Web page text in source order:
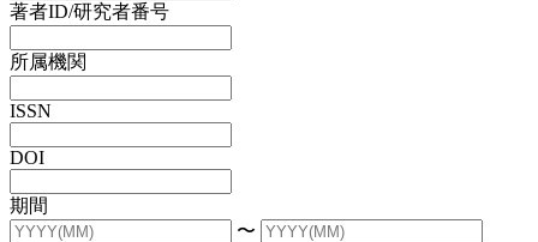
著者ID/研究者番号
所属機関
ISSN
DOI
期間
〜